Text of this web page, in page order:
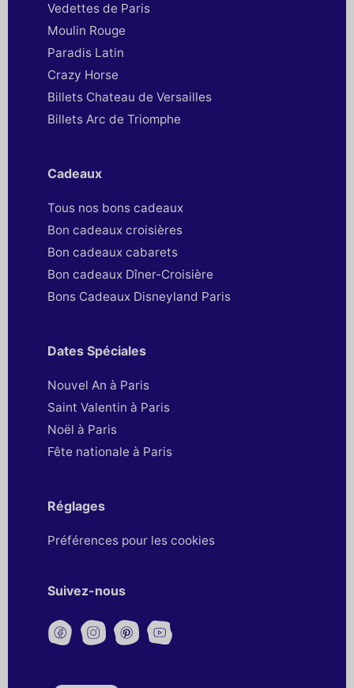
Vedettes de Paris
Moulin Rouge
Paradis Latin
Crazy Horse
Billets Chateau de Versailles
Billets Arc de Triomphe
Cadeaux
Tous nos bons cadeaux
Bon cadeaux croisières
Bon cadeaux cabarets
Bon cadeaux Dîner-Croisière
Bons Cadeaux Disneyland Paris
Dates Spéciales
Nouvel An à Paris
Saint Valentin à Paris
Noël à Paris
Fête nationale à Paris
Réglages
Préférences pour les cookies
Suivez-nous